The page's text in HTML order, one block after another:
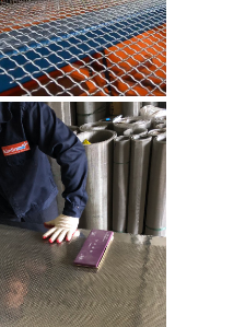
Kim Tín 304 Hàn ô
sợi 0.5mm khổ 1m
SP: LKTH3040618
85.000 đ